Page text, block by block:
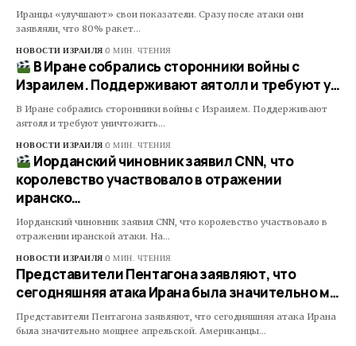
Иранцы «улучшают» свои показатели. Сразу после атаки они
заявляли, что 80% ракет…
НОВОСТИ ИЗРАИЛЯ 0 МИН. ЧТЕНИЯ
В Иране собрались сторонники войны с
Израилем. Поддерживают аятолл и требуют у…
В Иране собрались сторонники войны с Израилем. Поддерживают
аятолл и требуют уничтожить…
НОВОСТИ ИЗРАИЛЯ 0 МИН. ЧТЕНИЯ
Иорданский чиновник заявил CNN, что
королевство участвовало в отражении
иранско…
Иорданский чиновник заявил CNN, что королевство участвовало в
отражении иранской атаки. На…
НОВОСТИ ИЗРАИЛЯ 0 МИН. ЧТЕНИЯ
Представители Пентагона заявляют, что
сегодняшняя атака Ирана была значительно м…
Представители Пентагона заявляют, что сегодняшняя атака Ирана
была значительно мощнее апрельской. Американцы…